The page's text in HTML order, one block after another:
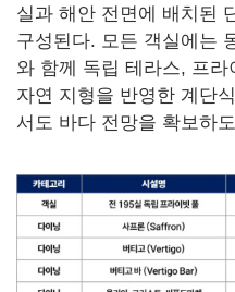
실과 해안 전면에 배치된
구성된다. 모든 객실에는
와 함께 독립 테라스, 프
자연 지형을 반영한 계단
서도 바다 전망을 확보하